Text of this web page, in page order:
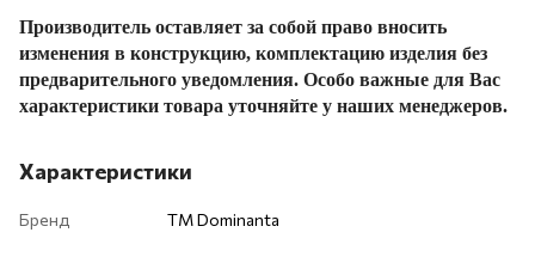
Производитель оставляет за собой право вносить
изменения в конструкцию, комплектацию изделия без
предварительного уведомления. Особо важные для Вас
характеристики товара уточняйте у наших менеджеров.
Характеристики
Бренд ТМ Dominanta